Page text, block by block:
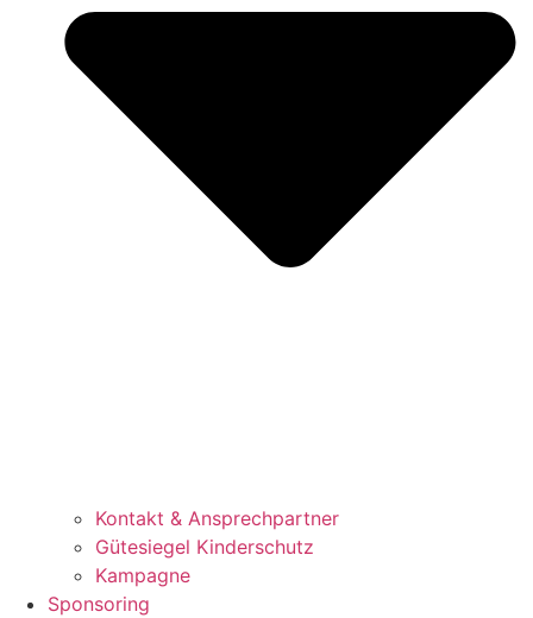
Kontakt & Ansprechpartner
Gütesiegel Kinderschutz
Kampagne
Sponsoring